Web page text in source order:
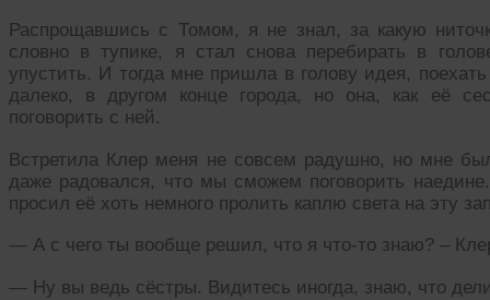
Распрощавшись с Томом, я не знал, за какую
словно в тупике, я стал снова перебирать в
упустить. И тогда мне пришла в голову идея,
далеко, в другом конце города, но она, как её
поговорить с ней.
Встретила Клер меня не совсем радушно, но мне
даже радовался, что мы сможем поговорить
просил её хоть немного пролить каплю света на эту
— А с чего ты вообще решил, что я что-то знаю? –
— Ну вы ведь сёстры. Видитесь иногда, знаю, что